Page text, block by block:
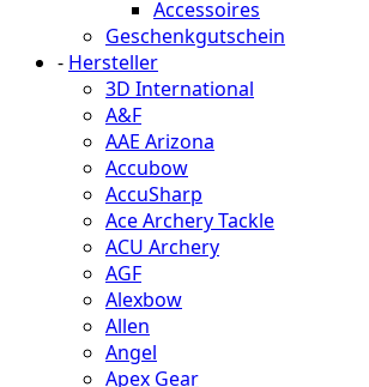
Accessoires
Geschenkgutschein
- Hersteller
3D International
A&F
AAE Arizona
Accubow
AccuSharp
Ace Archery Tackle
ACU Archery
AGF
Alexbow
Allen
Angel
Apex Gear